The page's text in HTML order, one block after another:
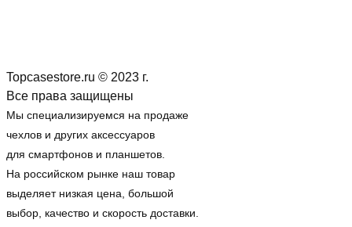
Topcasestore.ru © 2023 г.
Все права защищены
Мы специализируемся на продаже
чехлов и других аксессуаров
для смартфонов и планшетов.
На российском рынке наш товар
выделяет низкая цена, большой
выбор, качество и скорость доставки.